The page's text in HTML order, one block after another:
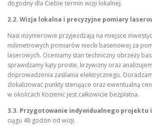
dogodny dla Ciebie termin wizji lokalnej.
2.2. Wizja lokalna i precyzyjne pomiary
Nasi inżynierowie przyjeżdżają na miejsce
milimetrowych pomiarów niecki basenowej za
laserowych. Oceniamy stan techniczny obrzeży
sprawdzamy kąty proste, krzywizny oraz
doprowadzenia zasilania elektrycznego.
zlokalizować punkty sterujące oraz ewentualną
w okolicach Kozienic jest całkowicie bezpłatna.
3.3. Przygotowanie indywidualnego projektu
ciągu 48 godzin od wizji.